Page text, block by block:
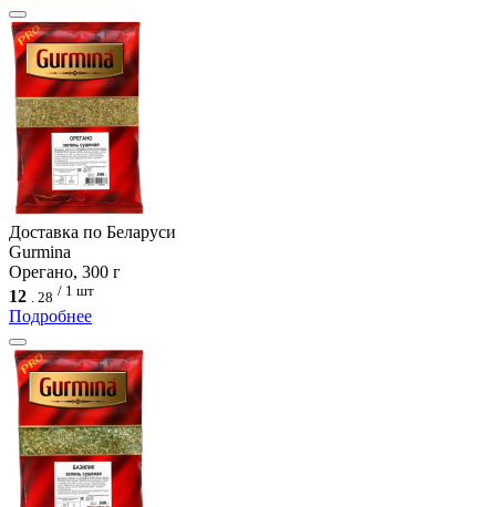
Доcтавка по Беларуси
Gurmina
Орегано, 300 г
12 . 28 / 1 шт
Подробнее